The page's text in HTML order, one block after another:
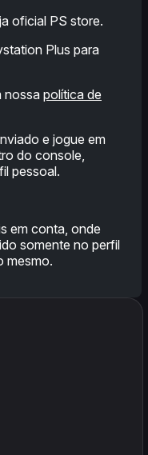
oficial PS store.
Plus para
nossa política de
e jogue em
do console,
pessoal.
em conta, onde
somente no perfil
mesmo.